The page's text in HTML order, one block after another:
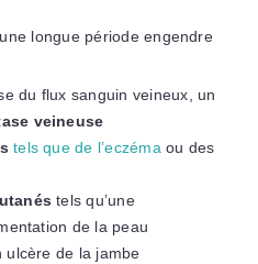
longue période engendre
du flux sanguin veineux, un
veineuse
tels que de l’eczéma ou des
tels qu’une
de la peau
ulcère de la jambe